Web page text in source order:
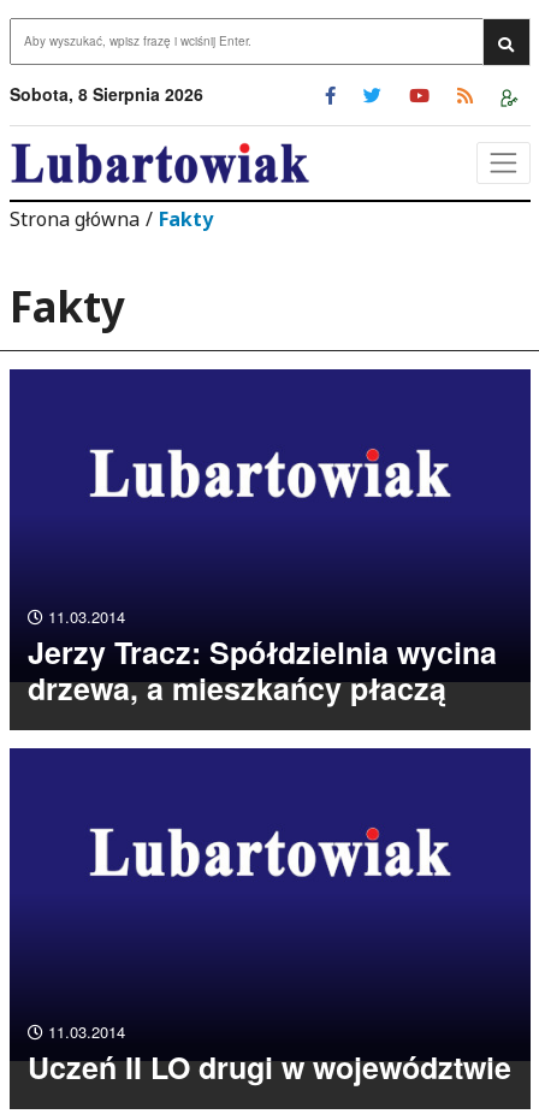
Sobota, 8 Sierpnia 2026
Strona główna / Fakty
Fakty
11.03.2014
Jerzy Tracz: Spółdzielnia wycina
drzewa, a mieszkańcy płaczą
11.03.2014
Uczeń II LO drugi w województwie